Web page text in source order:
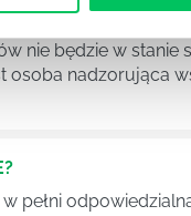
nie będzie w
osoba nadzorująca
pełni